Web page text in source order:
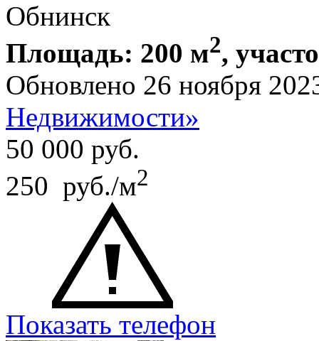
Обнинск
Площадь: 200 м2,
Обновлено 26 ноября
Недвижимости»
50 000 руб.
250 руб./м2
Показать телефон